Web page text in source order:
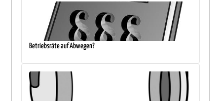
Betriebsräte auf Abwegen?